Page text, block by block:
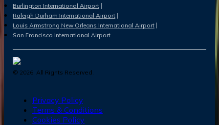
Burlington International Airport
Raleigh Durham International Airport
Louis Armstrong New Orleans International Airport
San Francisco International Airport
© 2026. All Rights Reserved.
Privacy Policy
Terms & Conditions
Cookies Policy